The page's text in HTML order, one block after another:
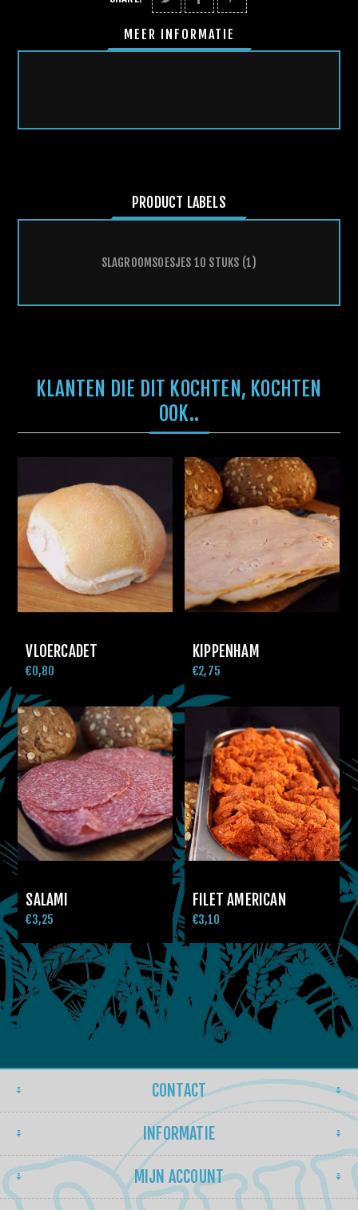
MEER INFORMATIE
PRODUCT LABELS
SLAGROOMSOESJES 10 STUKS (1)
KLANTEN DIE DIT KOCHTEN, KOCHTEN
OOK..
VLOERCADET
€0,80
KIPPENHAM
€2,75
SALAMI
€3,25
FILET AMERICAN
€3,10
CONTACT
INFORMATIE
MIJN ACCOUNT